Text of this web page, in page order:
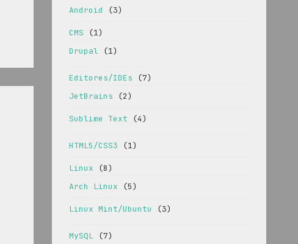
Android (3)
CMS (1)
Drupal (1)
Editores/IDEs (7)
JetBrains (2)
Sublime Text (4)
HTML5/CSS3 (1)
Linux (8)
Arch Linux (5)
Linux Mint/Ubuntu (3)
MySQL (7)